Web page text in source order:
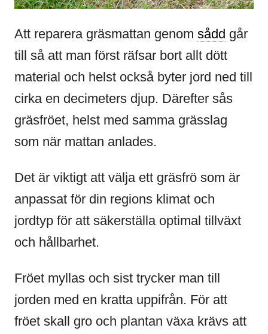
Att reparera gräsmattan genom sådd går
till så att man först räfsar bort allt dött
material och helst också byter jord ned till
cirka en decimeters djup. Därefter sås
gräsfröet, helst med samma grässlag
som när mattan anlades.
Det är viktigt att välja ett gräsfrö som är
anpassat för din regions klimat och
jordtyp för att säkerställa optimal tillväxt
och hållbarhet.
Fröet myllas och sist trycker man till
jorden med en kratta uppifrån. För att
fröet skall gro och plantan växa krävs att